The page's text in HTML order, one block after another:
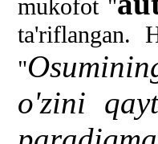
mukofot "
ta'riflangan.
"
o'zini